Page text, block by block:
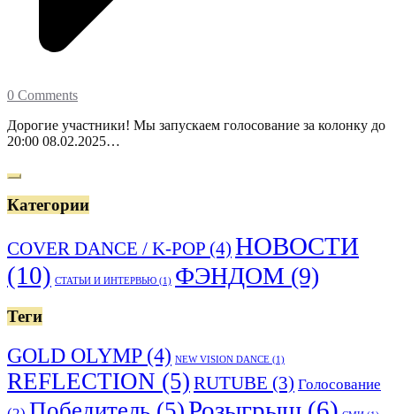
0 Comments
Дорогие участники! Мы запускаем голосование за колонку до
20:00 08.02.2025…
Категории
COVER DANCE / K-POP (4) НОВОСТИ
(10) СТАТЬИ И ИНТЕРВЬЮ (1) ФЭНДОМ (9)
Теги
GOLD OLYMP(4) NEW VISION DANCE (1)
REFLECTION (5) RUTUBE (3) Голосование